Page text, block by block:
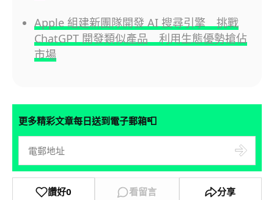
Apple 組建新團隊開發 AI 搜尋引擎 挑戰
ChatGPT 開發類似產品 利用生態優勢搶佔
市場
更多精彩文章每日送到電子郵箱📮
讚好0 看留言 分享